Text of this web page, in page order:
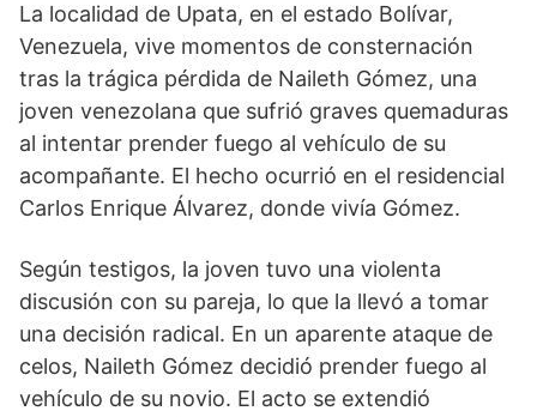
La localidad de Upata, en el estado Bolívar,
Venezuela, vive momentos de consternación
tras la trágica pérdida de Naileth Gómez, una
joven venezolana que sufrió graves quemaduras
al intentar prender fuego al vehículo de su
acompañante. El hecho ocurrió en el residencial
Carlos Enrique Álvarez, donde vivía Gómez.
Según testigos, la joven tuvo una violenta
discusión con su pareja, lo que la llevó a tomar
una decisión radical. En un aparente ataque de
celos, Naileth Gómez decidió prender fuego al
vehículo de su novio. El acto se extendió